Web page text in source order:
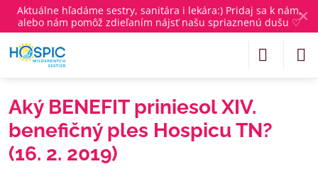
✕
Aktuálne hľadáme sestry, sanitára i lekára:) Pridaj sa k nám,
alebo nám pomôž zdieľaním nájsť našu spriaznenú dušu ♡
Aký BENEFIT priniesol XIV.
benefičný ples Hospicu TN?
(16. 2. 2019)